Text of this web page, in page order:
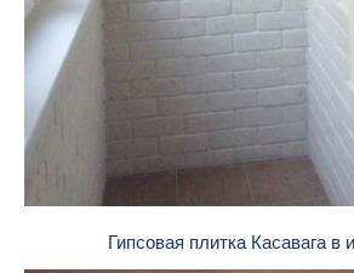
Гипсовая плитка Касавага в